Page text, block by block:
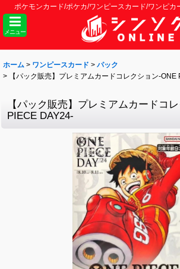
ポケモンカード/ポケカ/ワンピースカード/ワンピ
メニュー
ホーム > ワンピースカード > パック
>
【パック販売】プレミアムカードコレクション-ONE
【パック販売】プレミアムカードコ
PIECE DAY24-